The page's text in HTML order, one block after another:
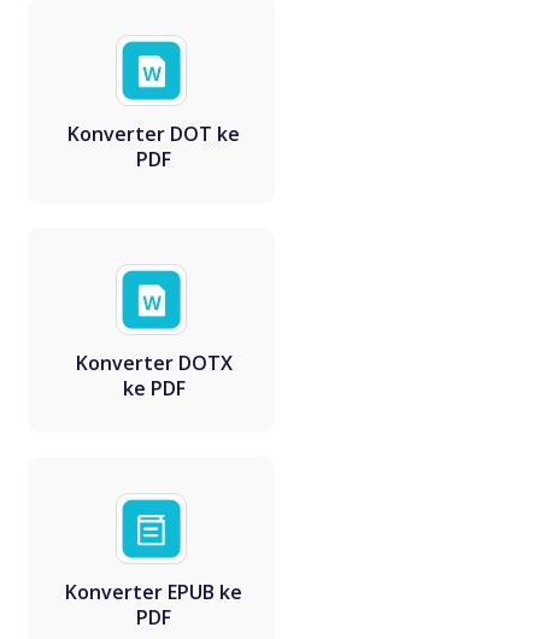
Konverter DOT ke
PDF
Konverter DOTX
ke PDF
Konverter EPUB ke
PDF